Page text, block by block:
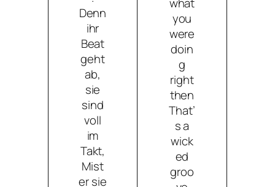
Denn
ihr
Beat
geht
ab,
sie
sind
voll
im
Takt,
Mist
er sie
you
were
doin
g
right
then
That’
s a
wick
ed
groo